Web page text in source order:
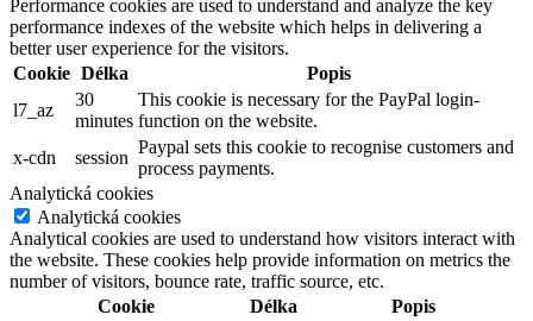
Performance cookies are used to understand and analyze the key
performance indexes of the website which helps in delivering a
better user experience for the visitors.
Cookie Délka
Popis
l7_az
30
minutes
This cookie is necessary for the PayPal login-
function on the website.
x-cdn
session
Paypal sets this cookie to recognise customers and
process payments.
Analytická cookies
Analytická cookies
Analytical cookies are used to understand how visitors interact with
the website. These cookies help provide information on metrics the
number of visitors, bounce rate, traffic source, etc.
Cookie
Délka Popis